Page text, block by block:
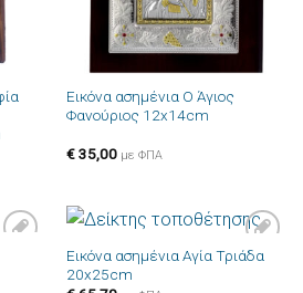
Εικόνα ασημένια Ο Άγιος
Φανούριος 12x14cm
€35,00 με ΦΠΑ
Πρόσθήκη
Εικόνα ασημένια Αγία Τριάδα
20x25cm